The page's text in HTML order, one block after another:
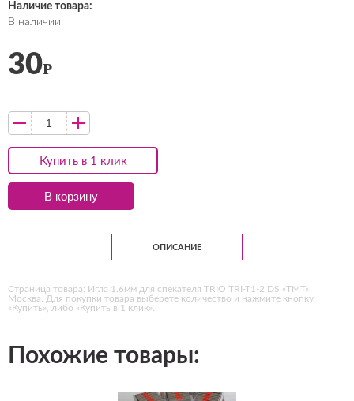
Наличие товара:
В наличии
Купить в 1 клик
30Р
В корзину
ОПИСАНИЕ
Страница товара: Игла 1.6мм для спекателя TRIO TRI-T1-2 DS «ТМТ»
Москва. Для покупки товара выберете количество и нажмите кнопку
«Купить», либо «Купить в 1 клик».
Похожие товары: